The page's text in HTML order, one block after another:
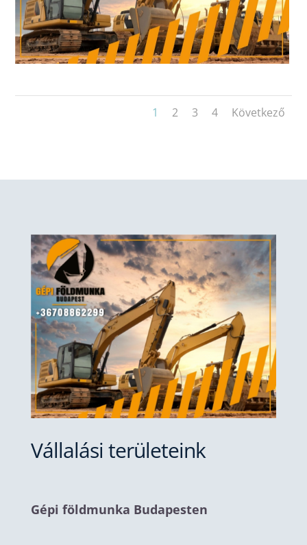
1 2 3 4 Következő
Vállalási területeink
Gépi földmunka Budapesten